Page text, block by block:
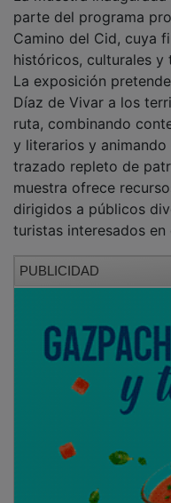
parte del programa
Camino del Cid, cuya
históricos, culturales y
La exposición
Díaz de Vivar a los
ruta, combinando
y literarios y animando
trazado repleto de
muestra ofrece
dirigidos a públicos
turistas interesados